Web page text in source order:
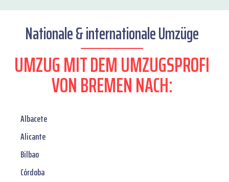
Nationale & internationale Umzüge
UMZUG MIT DEM UMZUGSPROFI
VON BREMEN NACH:
Albacete
Alicante
Bilbao
Córdoba